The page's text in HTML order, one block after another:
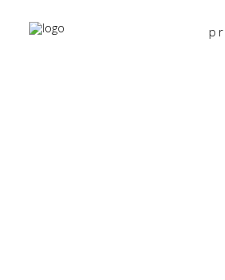
PRODOTTO MISURE